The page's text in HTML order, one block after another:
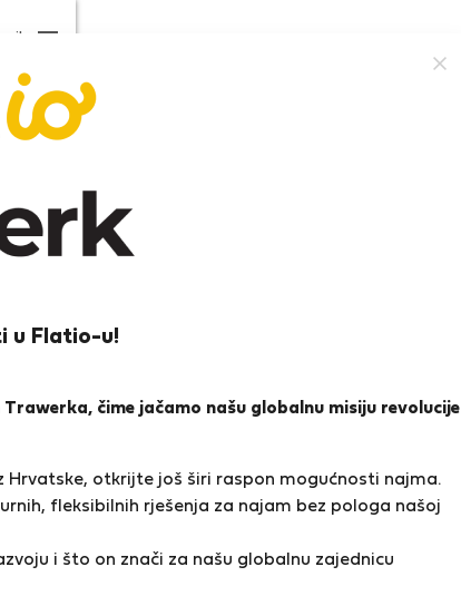
u Flatio-u!
čime jačamo našu globalnu misiju revolucije
Hrvatske, otkrijte još širi raspon mogućnosti najma.
fleksibilnih rješenja za najam bez pologa našoj
i što on znači za našu globalnu zajednicu
floor
paketom